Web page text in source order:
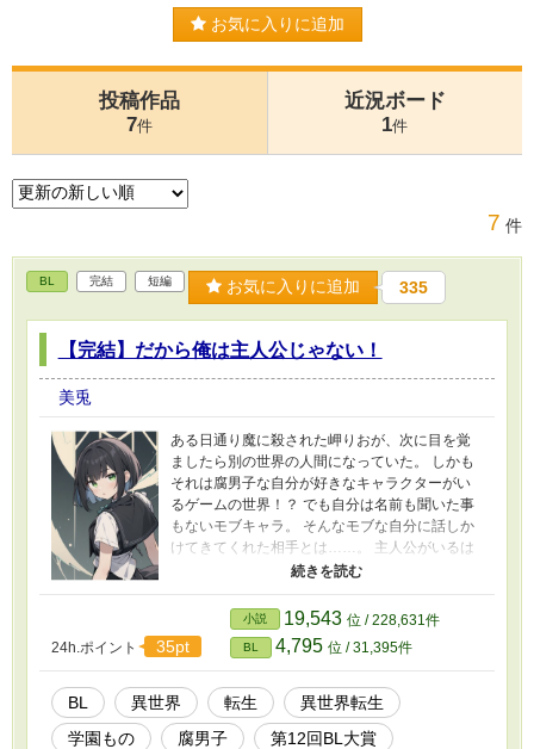
お気に入りに追加
投稿作品
7件
近況ボード
1件
7 件
BL 完結 短編 お気に入りに追加 335
【完結】だから俺は主人公じゃない！
美兎
ある日通り魔に殺された岬りおが、次に目を覚
ましたら別の世界の人間になっていた。 しかも
それは腐男子な自分が好きなキャラクターがい
るゲームの世界！？ でも自分は名前も聞いた事
もないモブキャラ。 そんなモブな自分に話しか
けてきてくれた相手とは……。 主人公がいるは
ずなのに、攻略対象がことごとく自分に言い寄
いんだってば！
24h.ポイント 35pt
小説 19,543 位 / 228,631件
BL 4,795 位 / 31,395件
BL 異世界 転生
異世界転生
学園もの
腐男子 第12回BL大賞